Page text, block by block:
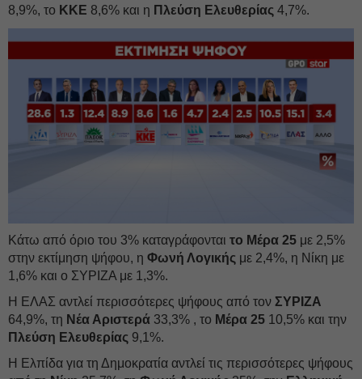
8,9%, το ΚΚΕ 8,6% και η Πλεύση Ελευθερίας 4,7%.
Κάτω από όριο του 3% καταγράφονται το Μέρα 25 με 2,5%
στην εκτίμηση ψήφου, η Φωνή Λογικής με 2,4%, η Νίκη με
1,6% και ο ΣΥΡΙΖΑ με 1,3%.
Η ΕΛΑΣ αντλεί περισσότερες ψήφους από τον ΣΥΡΙΖΑ
64,9%, τη Νέα Αριστερά 33,3% , το Μέρα 25 10,5% και την
Πλεύση Ελευθερίας 9,1%.
Η Ελπίδα για τη Δημοκρατία αντλεί τις περισσότερες ψήφους